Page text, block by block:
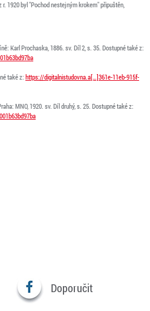
1920 byl "Pochod nestejným krokem" připuštěn,
Karl Prochaska, 1886. sv. Díl 2, s. 35. Dostupné také z:
také z: https://digitalnistudovna.a[…]361e-11eb-915f-
MNO, 1920. sv. Díl druhý, s. 25. Dostupné také z:
Doporučit